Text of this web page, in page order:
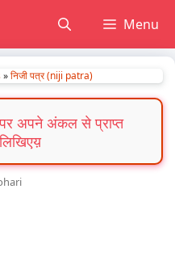
Menu
»निजी पत्र (niji patra)
अपने अंकल से प्राप्त